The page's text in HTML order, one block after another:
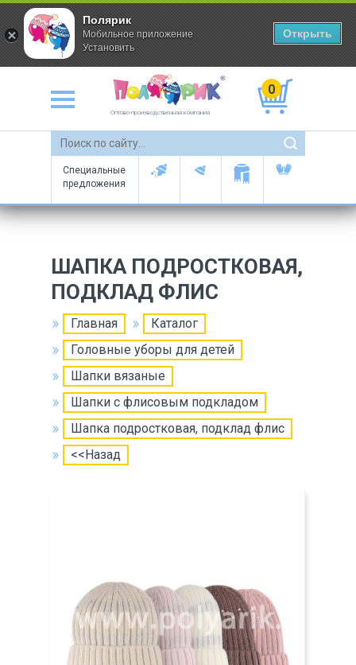
Оптово-производственная компания
0
Специальные
предложения
ШАПКА ПОДРОСТКОВАЯ,
ПОДКЛАД ФЛИС
Главная
Каталог
Головные уборы для детей
Шапки вязаные
Шапки с флисовым подкладом
Шапка подростковая, подклад флис
<<Назад
Полярик
Мобильное приложение
Установить
Открыть